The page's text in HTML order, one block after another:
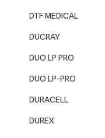
DTF MEDICAL
DUCRAY
DUO LP PRO
DUO LP-PRO
DURACELL
DUREX